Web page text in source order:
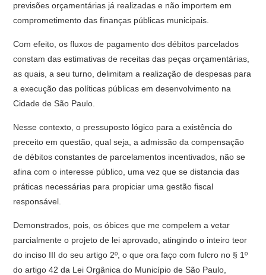
previsões orçamentárias já realizadas e não importem em
comprometimento das finanças públicas municipais.
Com efeito, os fluxos de pagamento dos débitos parcelados
constam das estimativas de receitas das peças orçamentárias,
as quais, a seu turno, delimitam a realização de despesas para
a execução das políticas públicas em desenvolvimento na
Cidade de São Paulo.
Nesse contexto, o pressuposto lógico para a existência do
preceito em questão, qual seja, a admissão da compensação
de débitos constantes de parcelamentos incentivados, não se
afina com o interesse público, uma vez que se distancia das
práticas necessárias para propiciar uma gestão fiscal
responsável.
Demonstrados, pois, os óbices que me compelem a vetar
parcialmente o projeto de lei aprovado, atingindo o inteiro teor
do inciso III do seu artigo 2º, o que ora faço com fulcro no § 1º
do artigo 42 da Lei Orgânica do Município de São Paulo,